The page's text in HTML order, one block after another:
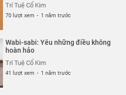
Trí Tuệ Cổ Kim
70 lượt xem - 1 năm trước
Wabi-sabi: Yêu những điều không
hoàn hảo
Trí Tuệ Cổ Kim
41 lượt xem - 1 năm trước